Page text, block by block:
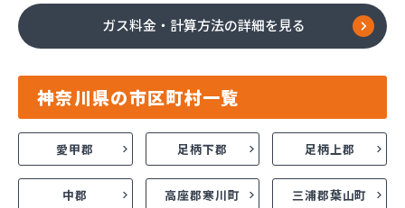
ガス料金・計算方法の詳細を見る
神奈川県の市区町村一覧
愛甲郡 足柄下郡 足柄上郡
中郡 高座郡寒川町 三浦郡葉山町